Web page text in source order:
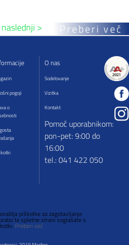
naslednji > Preberi več
pogoji
o
O nas
Sodelovanje
Vizitka
Kontakt
Pomoč uporabnikom:
pon-pet: 9:00 do
16:00
tel.: 041 422 050
piškotke za zagotavljanje
te spletne strani soglašate s
Preberi več